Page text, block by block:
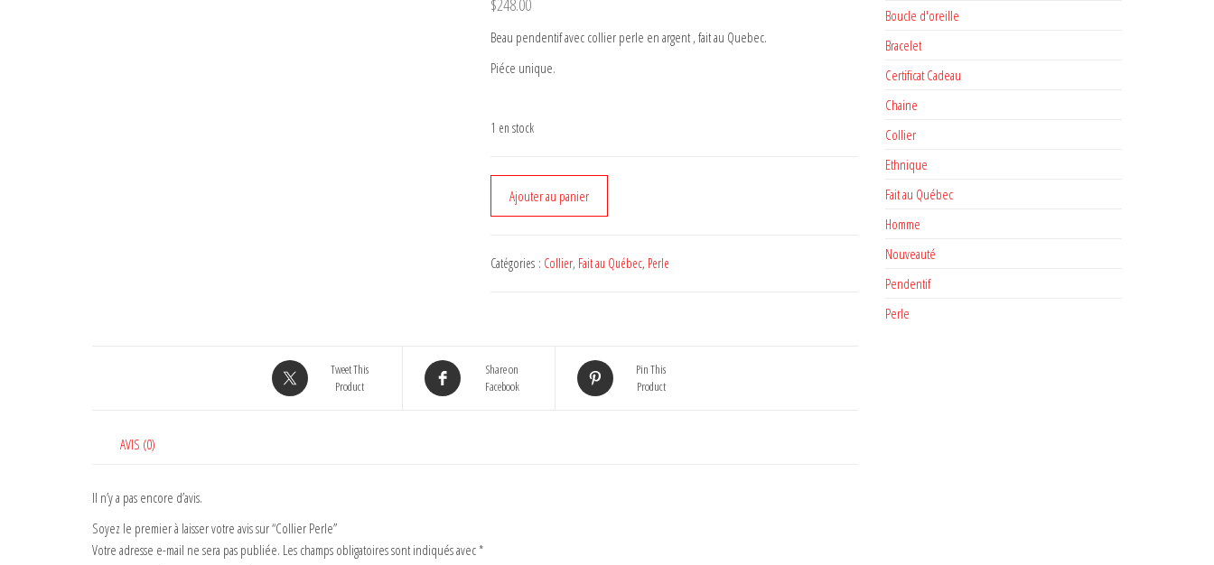
$248.00
Beau pendentif avec collier perle en argent , fait au Quebec.
Piéce unique.
1 en stock
Ajouter au panier
Catégories : Collier, Fait au Québec, Perle
Tweet This
Product
Share on
Facebook
Pin This
Product
AVIS (0)
Il n’y a pas encore d’avis.
Soyez le premier à laisser votre avis sur “Collier Perle”
Votre adresse e-mail ne sera pas publiée. Les champs obligatoires sont indiqués avec*
Boucle d'oreille
Bracelet
Certificat Cadeau
Chaine
Collier
Ethnique
Fait au Québec
Homme
Nouveauté
Pendentif
Perle